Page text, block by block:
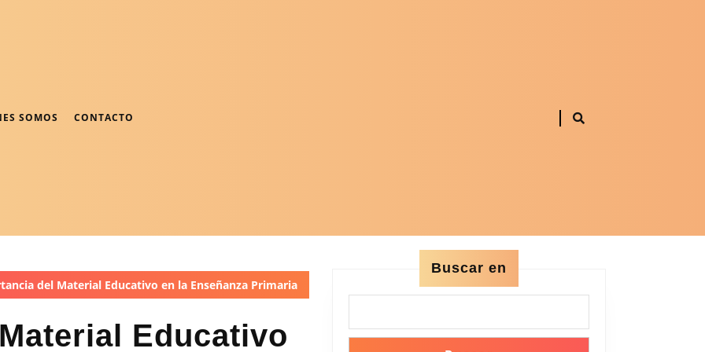
SOMOS CONTACTO
del Material Educativo en la Enseñanza Primaria
Educativo
Buscar en